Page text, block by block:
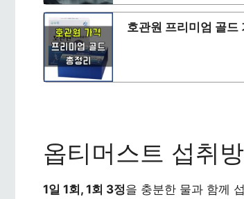
호관원 프리미엄 골드
옵티머스트 섭취
1일 1회, 1회 3정을 충분한 물과 함께